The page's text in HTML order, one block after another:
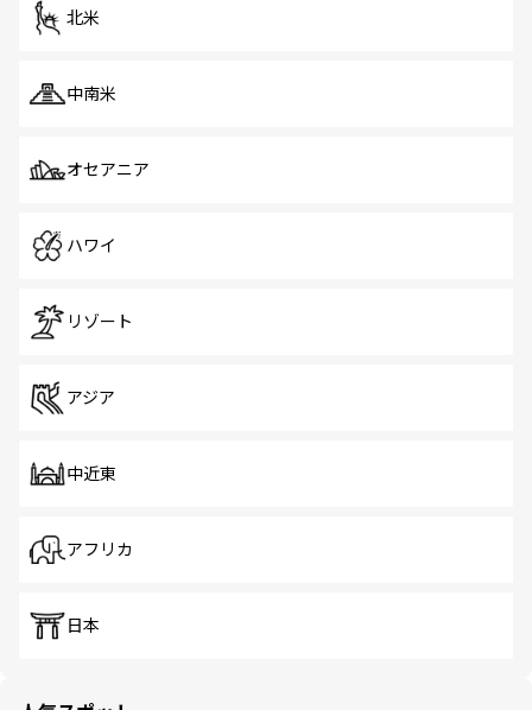
北米
中南米
オセアニア
ハワイ
リゾート
アジア
中近東
アフリカ
日本